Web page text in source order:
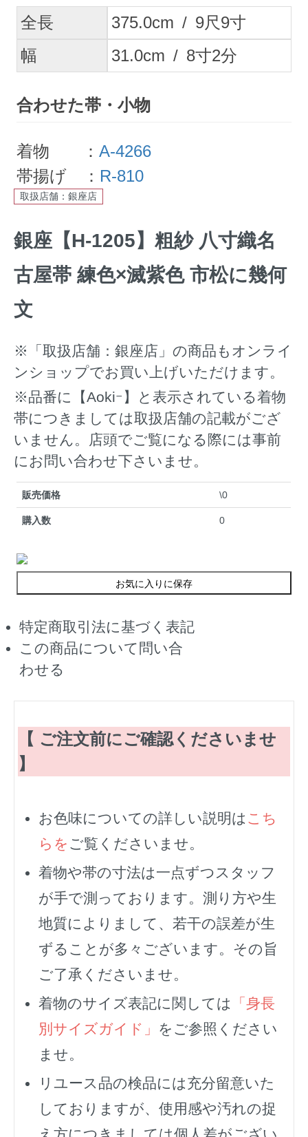
全長 375.0cm / 9尺9寸
幅
31.0cm / 8寸2分
合わせた帯・小物
着物 ：A-4266
帯揚げ ： R-810
取扱店舗：銀座店
銀座【H-1205】粗紗 八寸織名
古屋帯 練色×滅紫色 市松に幾何
文
※「取扱店舗：銀座店」の商品もオンライ
ンショップでお買い上げいただけます。
※品番に【Aokiｰ】と表示されている着物
帯につきましては取扱店舗の記載がござ
いません。店頭でご覧になる際には事前
にお問い合わせ下さいませ。
販売価格 \0
購入数 0
お気に入りに保存
特定商取引法に基づく表記
この商品について問い合
わせる
【 ご注文前にご確認くださいませ
】
お色味についての詳しい説明は こち
らを ご覧くださいませ。
着物や帯の寸法は一点ずつスタッフ
が手で測っております。測り方や生
地質によりまして、若干の誤差が生
ずることが多々ございます。その旨
ご了承くださいませ。
着物のサイズ表記に関しては
「身長
別サイズガイド」 をご参照ください
ませ。
リユース品の検品には充分留意いた
しておりますが、使用感や汚れの捉
え方につきましては個人差がござい